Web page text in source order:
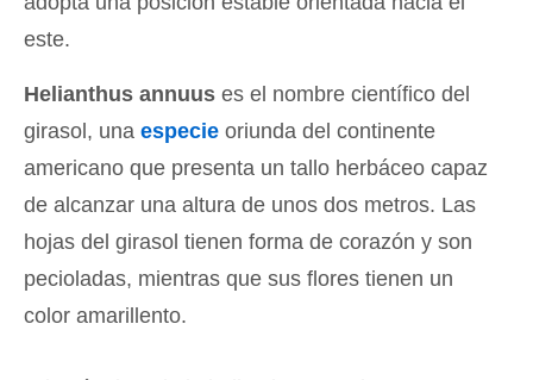
este.
Helianthus annuus es el nombre científico del
girasol, una especie oriunda del continente
americano que presenta un tallo herbáceo capaz
de alcanzar una altura de unos dos metros. Las
hojas del girasol tienen forma de corazón y son
pecioladas, mientras que sus flores tienen un
color amarillento.